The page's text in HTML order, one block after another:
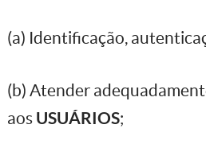
(a) Identificação,
(b) Atender
aos USUÁRIOS;